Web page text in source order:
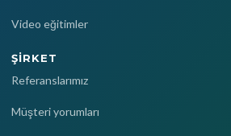
Video eğitimler
ŞIRKET
Referanslarımız
Müşteri yorumları